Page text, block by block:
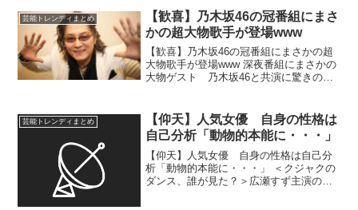
ていることでしょ...
芸能トレンディまとめ
【歓喜】乃木坂46の冠番組にまさ
かの超大物歌手が登場www
【歓喜】乃木坂46の冠番組にまさかの超
大物歌手が登場www 深夜番組にまさかの
大物ゲスト 乃木坂46と共演に驚きの声
米CLUBのボーカル・石井竜也だった。乃
木坂4...
芸能トレンディまとめ
【仰天】人気女優 自身の性格は
自己分析「動物的本能に・・・」
【仰天】人気女優 自身の性格は自己分
析「動物的本能に・・・」 ＜クジャクの
ダンス、誰が見た？＞広瀬すず主演の本